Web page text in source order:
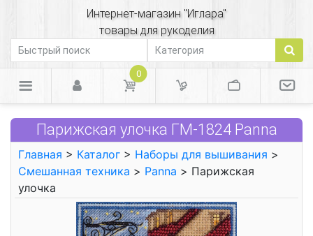
Интернет-магазин "Иглара"
товары для рукоделия
0
Парижская улочка ГМ-1824 Panna
Главная > Каталог > Наборы для вышивания >
Смешанная техника > Panna > Парижская
улочка